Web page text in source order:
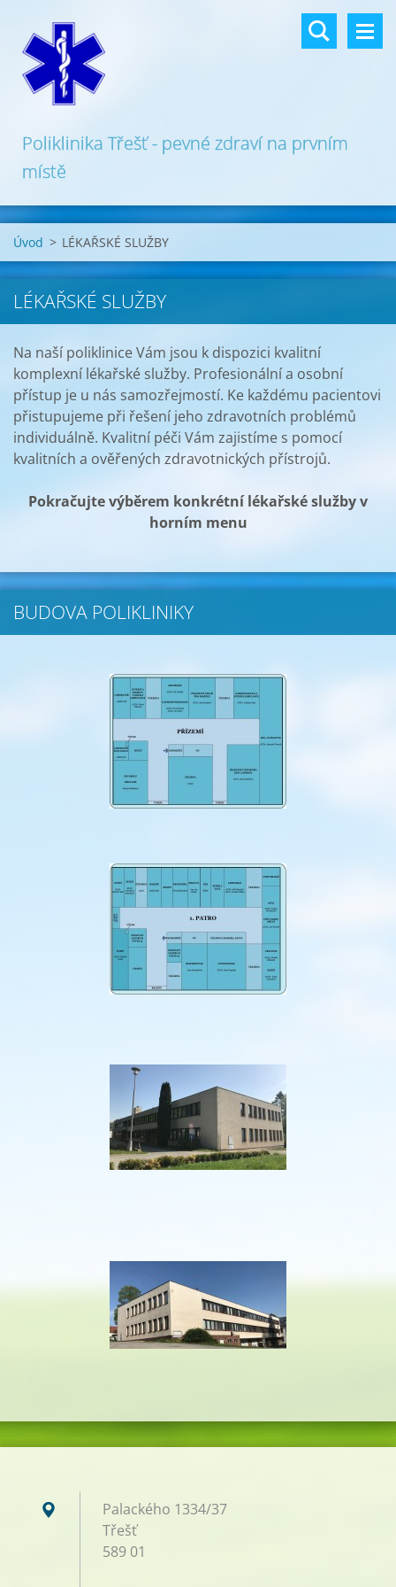
Poliklinika Třešť - pevné zdraví na prvním
místě
Úvod > LÉKAŘSKÉ SLUŽBY
LÉKAŘSKÉ SLUŽBY
Na naší poliklinice Vám jsou k dispozici kvalitní
komplexní lékařské služby. Profesionální a osobní
přístup je u nás samozřejmostí. Ke každému pacientovi
přistupujeme při řešení jeho zdravotních problémů
individuálně. Kvalitní péči Vám zajistíme s pomocí
kvalitních a ověřených zdravotnických přístrojů.
Pokračujte výběrem konkrétní lékařské služby v
horním menu
BUDOVA POLIKLINIKY
Palackého 1334/37
Třešť
589 01